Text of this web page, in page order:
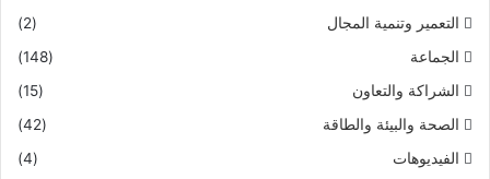
التعمير وتنمية المجال
(2)
الجماعة
(148)
الشراكة والتعاون
(15)
الصحة والبيئة والطاقة
(42)
الفيديوهات
(4)